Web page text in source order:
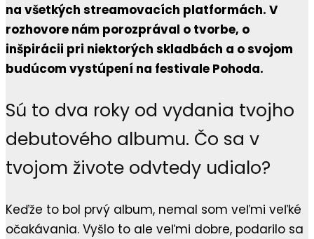
na všetkých streamovacích platformách. V
rozhovore nám porozprával o tvorbe, o
inšpirácii pri niektorých skladbách a o svojom
budúcom vystúpení na festivale Pohoda.
Sú to dva roky od vydania tvojho
debutového albumu. Čo sa v
tvojom živote odvtedy udialo?
Keďže to bol prvý album, nemal som veľmi veľké
očakávania. Vyšlo to ale veľmi dobre, podarilo sa